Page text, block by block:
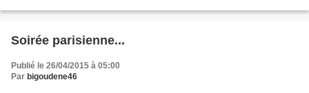
Soirée parisienne...
Publié le 26/04/2015 à 05:00
Par bigoudene46